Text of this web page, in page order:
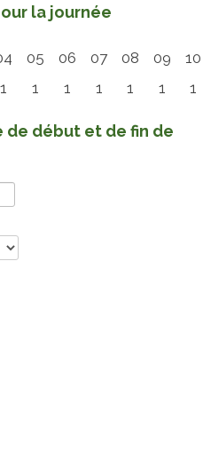
la journée
05 06 07 08 09
10
1 1 1 1 1 1 1
début et de fin de